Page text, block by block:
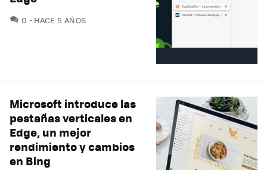
0 COMENTARIOS
HACE 5 AÑOS
Microsoft introduce las
pestañas verticales en
Edge, un mejor
rendimiento y cambios
en Bing